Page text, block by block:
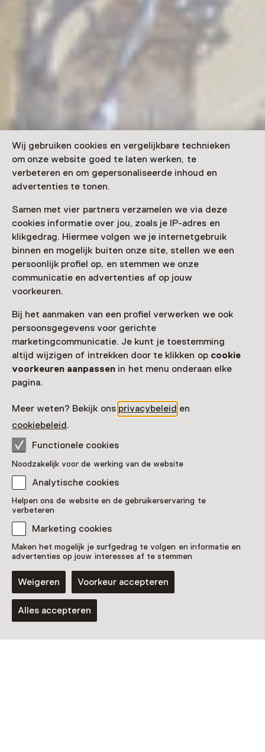
Wij gebruiken cookies en vergelijkbare technieken
om onze website goed te laten werken, te
verbeteren en om gepersonaliseerde inhoud en
advertenties te tonen.
Samen met vier partners verzamelen we via deze
cookies informatie over jou, zoals je IP-adres en
klikgedrag. Hiermee volgen we je internetgebruik
binnen en mogelijk buiten onze site, stellen we een
persoonlijk profiel op, en stemmen we onze
communicatie en advertenties af op jouw
voorkeuren.
Bij het aanmaken van een profiel verwerken we ook
persoonsgegevens voor gerichte
marketingcommunicatie. Je kunt je toestemming
altijd wijzigen of intrekken door te klikken op cookie
voorkeuren aanpassen in het menu onderaan elke
pagina.
Meer weten? Bekijk ons privacybeleid en
cookiebeleid.
Functionele cookies
Noodzakelijk voor de werking van de website
Analytische cookies
Helpen ons de website en de gebruikerservaring te
verbeteren
Marketing cookies
Maken het mogelijk je surfgedrag te volgen en informatie en
advertenties op jouw interesses af te stemmen
Weigeren Voorkeur accepteren
Alles accepteren